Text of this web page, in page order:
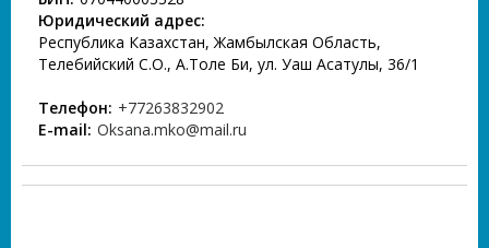
Юридический адрес:
Республика Казахстан, Жамбылская Область,
Телебийский С.О., А.Толе Би, ул. Уаш Асатулы, 36/1
Телефон: +77263832902
E-mail: Oksana.mko@mail.ru